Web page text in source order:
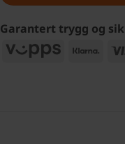
Garantert trygg og
Vipps